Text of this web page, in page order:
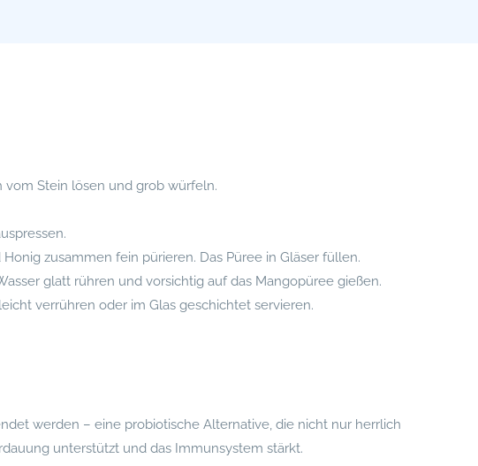
vom Stein lösen und grob würfeln.
zusammen fein pürieren. Das Püree in Gläser füllen.
glatt rühren und vorsichtig auf das Mangopüree gießen.
verrühren oder im Glas geschichtet servieren.
werden – eine probiotische Alternative, die nicht nur herrlich
unterstützt und das Immunsystem stärkt.